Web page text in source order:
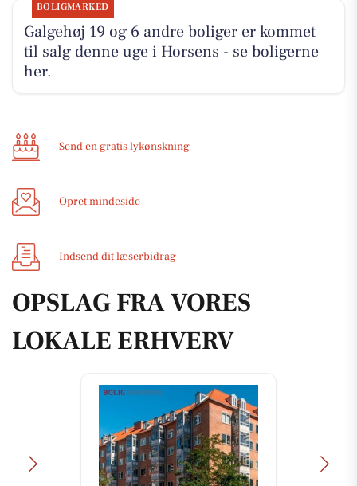
BOLIGMARKED
Galgehøj 19 og 6 andre boliger er kommet
til salg denne uge i Horsens - se boligerne
her.
Send en gratis lykønskning
Opret mindeside
Indsend dit læserbidrag
OPSLAG FRA VORES
LOKALE ERHVERV